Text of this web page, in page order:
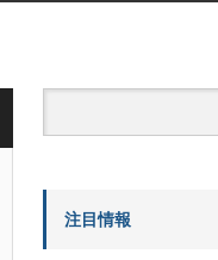
注目情報